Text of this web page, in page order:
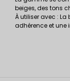
beiges, des tons
À utiliser avec : La
adhérence et une